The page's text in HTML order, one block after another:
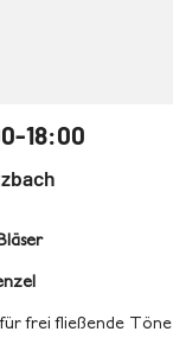
18:00
frei fließende Töne